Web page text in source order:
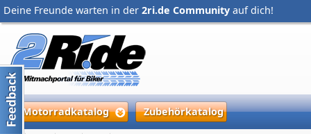
Deine Freunde warten in der 2ri.de Community auf dich!
Motorradkatalog Zubehörkatalog